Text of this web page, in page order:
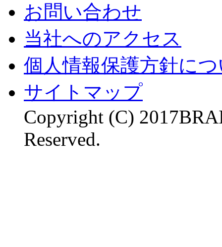
お問い合わせ
当社へのアクセス
個人情報保護方針に
サイトマップ
Copyright (C)
Reserved.